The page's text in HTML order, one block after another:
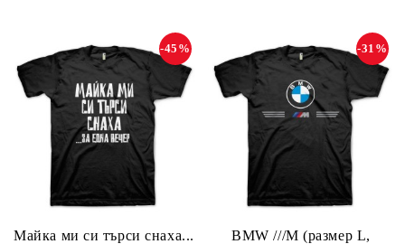
Майка ми си търси снаха...
-45%
BMW ///M (размер L,
-31%